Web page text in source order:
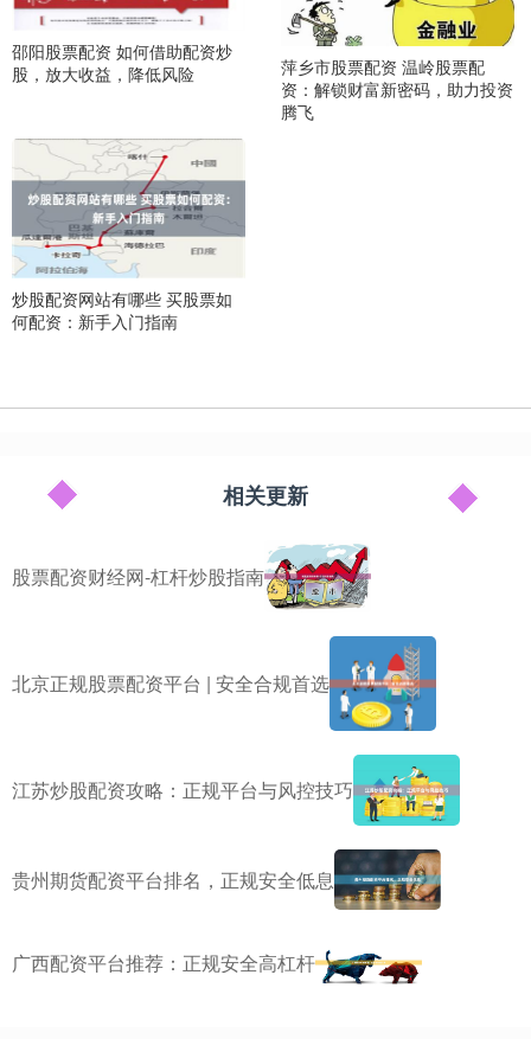
邵阳股票配资 如何借助配资炒
股，放大收益，降低风险
萍乡市股票配资 温岭股票配
资：解锁财富新密码，助力投资
腾飞
炒股配资网站有哪些 买股票如
何配资：新手入门指南
相关更新
股票配资财经网-杠杆炒股指南
北京正规股票配资平台 | 安全合规首选
江苏炒股配资攻略：正规平台与风控技巧
贵州期货配资平台排名，正规安全低息
广西配资平台推荐：正规安全高杠杆